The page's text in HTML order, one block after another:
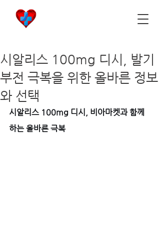
시알리스 100mg 디시, 발기
부전 극복을 위한 올바른 정보
와 선택
시알리스 100mg 디시, 비아마켓과 함께
하는 올바른 극복